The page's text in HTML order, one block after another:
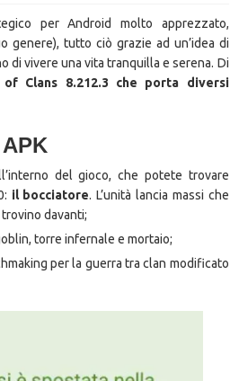
per Android molto apprezzato,
genere), tutto ciò grazie ad un’idea di
di vivere una vita tranquilla e serena. Di
of Clans 8.212.3 che porta diversi
del gioco, che potete trovare
il bocciatore. L’unità lancia massi che
davanti;
torre infernale e mortaio;
per la guerra tra clan modificato